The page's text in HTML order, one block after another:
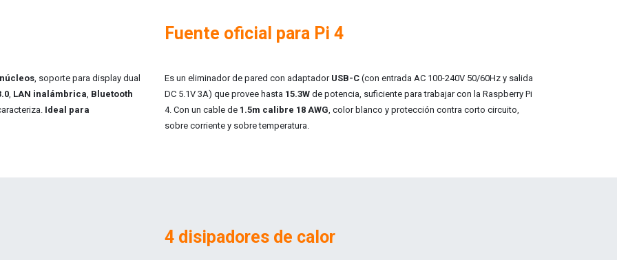
, soporte para display dual
, LAN inalámbrica, Bluetooth
Ideal para
Fuente oficial para Pi 4
Es un eliminador de pared con adaptador USB-C (con entrada AC 100-240V 50/60Hz y salida
DC 5.1V 3A) que provee hasta 15.3W de potencia, suficiente para trabajar con la Raspberry Pi
4. Con un cable de 1.5m calibre 18 AWG, color blanco y protección contra corto circuito,
sobre corriente y sobre temperatura.
4 disipadores de calor